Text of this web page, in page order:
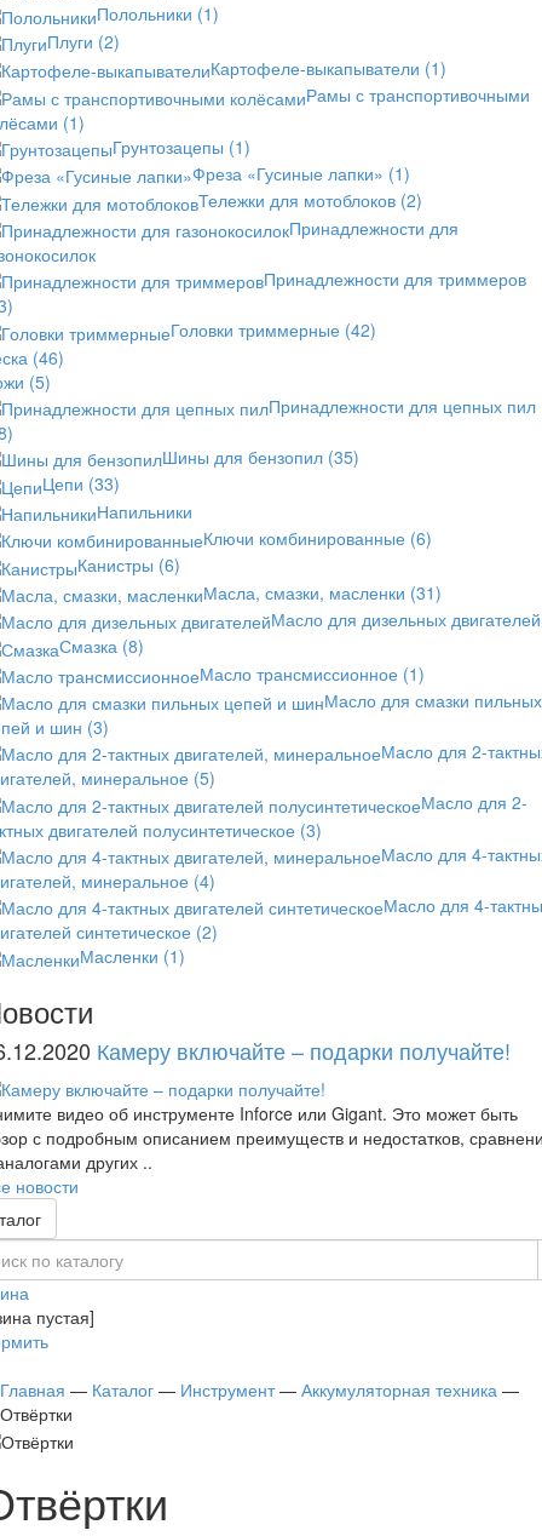
Полольники (1)
Плуги (2)
Картофеле-выкапыватели (1)
Рамы с транспортивочными
(1)
Грунтозацепы (1)
Фреза «Гусиные лапки» (1)
Тележки для мотоблоков (2)
Принадлежности для
Принадлежности для триммеров
Головки триммерные (42)
(46)
(5)
Принадлежности для цепных пил
Шины для бензопил (35)
Цепи (33)
Напильники
Ключи комбинированные (6)
Канистры (6)
Масла, смазки, масленки (31)
Масло для дизельных двигателей
Смазка (8)
Масло трансмиссионное (1)
Масло для смазки пильных
и шин (3)
Масло для 2-
минеральное (5)
Масло для 2-
двигателей полусинтетическое (3)
Масло для 4-
минеральное (4)
Масло для 4-
синтетическое (2)
Масленки (1)
Камеру включайте – подарки получайте!
видео об инструменте Inforce или Gigant. Это может быть
с подробным описанием преимуществ и недостатков,
других ..
новости
пустая]
Главная — Каталог — Инструмент — Аккумуляторная техника —
Отвёртки